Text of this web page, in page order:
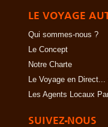
LE VOYAGE
Qui sommes-nous ?
Le Concept
Notre Charte
Le Voyage en
Les Agents Locaux
SUIVEZ-NOUS